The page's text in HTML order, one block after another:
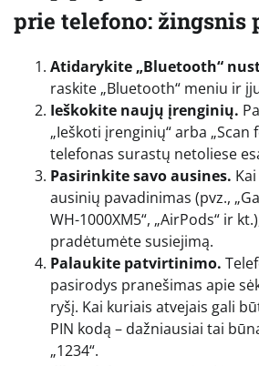
prie telefono: žingsnis
Atidarykite „Bluetooth“
raskite „Bluetooth“ meniu ir
Ieškokite naujų įrenginių.
„Ieškoti įrenginių“ arba „Scan
telefonas surastų netoliese
Pasirinkite savo ausines.
ausinių pavadinimas (pvz.,
WH-1000XM5“, „AirPods“ ir
pradėtumėte susiejimą.
Palaukite patvirtinimo.
pasirodys pranešimas apie
ryšį. Kai kuriais atvejais gali
PIN kodą – dažniausiai tai
„1234“.